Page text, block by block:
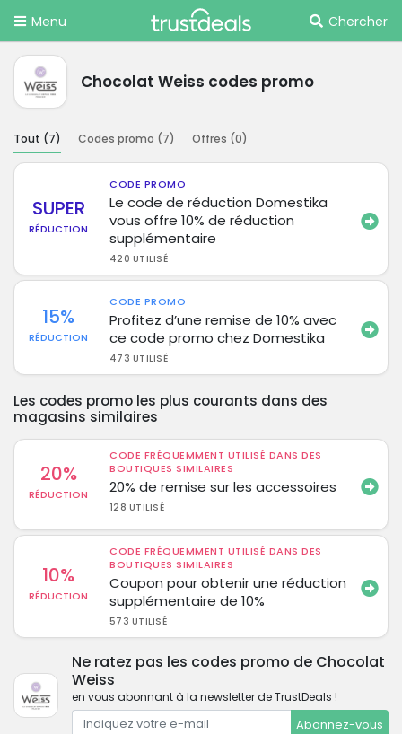
Menu Chercher
Chocolat Weiss codes promo
Tout (7) Codes promo (7) Offres (0)
SUPER
RÉDUCTION
CODE PROMO
Le code de réduction Domestika
vous offre 10% de réduction
supplémentaire
420 UTILISÉ
15%
RÉDUCTION
CODE PROMO
Profitez d’une remise de 10% avec
ce code promo chez Domestika
473 UTILISÉ
Les codes promo les plus courants dans des
magasins similaires
20%
RÉDUCTION
CODE FRÉQUEMMENT UTILISÉ DANS DES
BOUTIQUES SIMILAIRES
20% de remise sur les accessoires
128 UTILISÉ
10%
RÉDUCTION
CODE FRÉQUEMMENT UTILISÉ DANS DES
BOUTIQUES SIMILAIRES
Coupon pour obtenir une réduction
supplémentaire de 10%
573 UTILISÉ
Ne ratez pas les codes promo de Chocolat
Weiss
en vous abonnant à la newsletter de TrustDeals !
Abonnez-vous